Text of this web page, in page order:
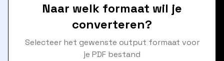
Naar welk formaat wil je
converteren?
Selecteer het gewenste output formaat voor
je PDF bestand